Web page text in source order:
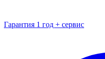
Гарантия 1 год + сервис